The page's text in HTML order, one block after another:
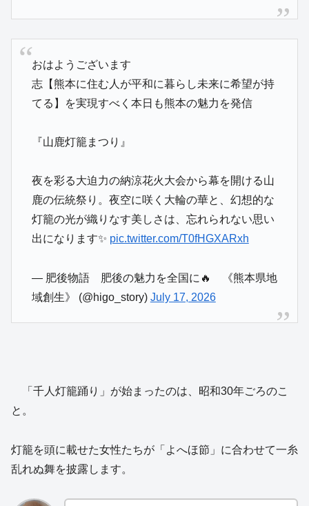
おはようございます
志【熊本に住む人が平和に暮らし未来に希望が持
てる】を実現すべく本日も熊本の魅力を発信
『山鹿灯籠まつり』
夜を彩る大迫力の納涼花火大会から幕を開ける山
鹿の伝統祭り。夜空に咲く大輪の華と、幻想的な
灯籠の光が織りなす美しさは、忘れられない思い
出になります✨ pic.twitter.com/T0fHGXARxh
— 肥後物語 肥後の魅力を全国に🔥 《熊本県地
域創生》 (@higo_story) July 17, 2026
「千人灯籠踊り」が始まったのは、昭和30年ごろのこ
と。
灯籠を頭に載せた女性たちが「よへほ節」に合わせて一糸
乱れぬ舞を披露します。